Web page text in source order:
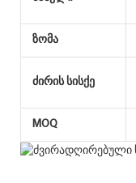
ზომა
ძირის სისქე
MOQ